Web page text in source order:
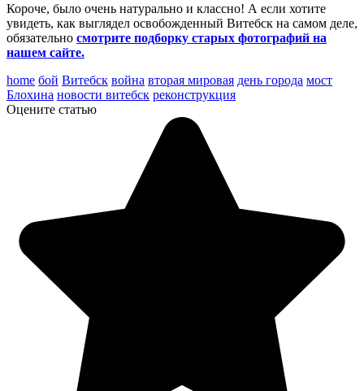
Короче, было очень натурально и классно! А если хотите
увидеть, как выглядел освобожденный Витебск на самом деле,
обязательно смотрите подборку старых фотографий на
нашем сайте.
home бой Витебск война вторая мировая день города мост
Блохина новости витебск реконструкция
Оцените статью